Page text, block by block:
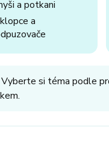
a potkani
a
si téma podle